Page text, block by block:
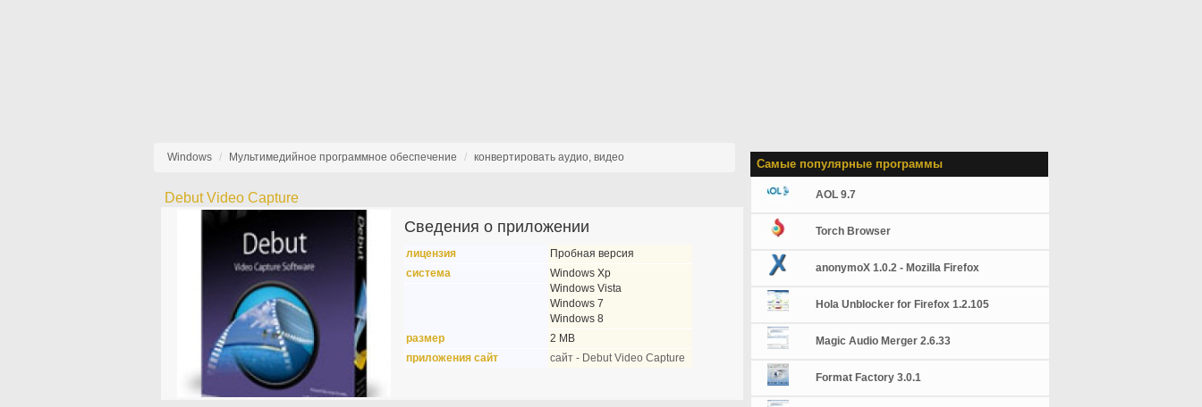
Windows Мультимедийное программное обеспечение конвертировать аудио, видео
Debut Video Capture
Сведения о приложении
лицензия
Пробная версия
система
Windows Xp
Windows Vista
Windows 7
Windows 8
размер
2 MB
приложения сайт
сайт - Debut Video Capture
Самые популярные программы
AOL 9.7
Torch Browser
anonymoX 1.0.2 - Mozilla Firefox
Hola Unblocker for Firefox 1.2.105
Magic Audio Merger 2.6.33
Format Factory 3.0.1